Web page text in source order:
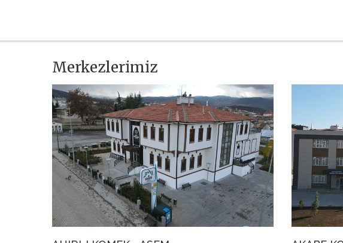
Merkezlerimiz